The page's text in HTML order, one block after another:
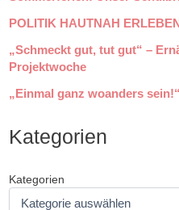
POLITIK HAUTNAH ERLEBEN
„Schmeckt gut, tut gut“ –
Projektwoche
„Einmal ganz woanders
Kategorien
Kategorien